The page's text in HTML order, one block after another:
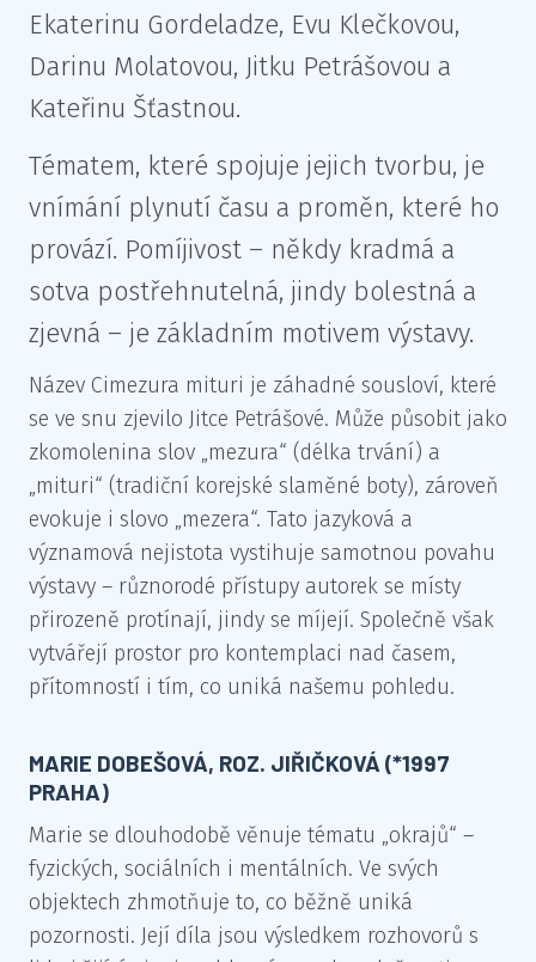
Ekaterinu Gordeladze, Evu Klečkovou,
Darinu Molatovou, Jitku Petrášovou a
Kateřinu Šťastnou.
Tématem, které spojuje jejich tvorbu, je
vnímání plynutí času a proměn, které ho
provází. Pomíjivost – někdy kradmá a
sotva postřehnutelná, jindy bolestná a
zjevná – je základním motivem výstavy.
Název Cimezura mituri je záhadné sousloví, které
se ve snu zjevilo Jitce Petrášové. Může působit jako
zkomolenina slov „mezura“ (délka trvání) a
„mituri“ (tradiční korejské slaměné boty), zároveň
evokuje i slovo „mezera“. Tato jazyková a
významová nejistota vystihuje samotnou povahu
výstavy – různorodé přístupy autorek se místy
přirozeně protínají, jindy se míjejí. Společně však
vytvářejí prostor pro kontemplaci nad časem,
přítomností i tím, co uniká našemu pohledu.
MARIE DOBEŠOVÁ, ROZ. JIŘIČKOVÁ (*1997
PRAHA)
Marie se dlouhodobě věnuje tématu „okrajů“ –
fyzických, sociálních i mentálních. Ve svých
objektech zhmotňuje to, co běžně uniká
pozornosti. Její díla jsou výsledkem rozhovorů s